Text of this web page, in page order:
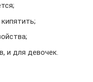
и для девочек.